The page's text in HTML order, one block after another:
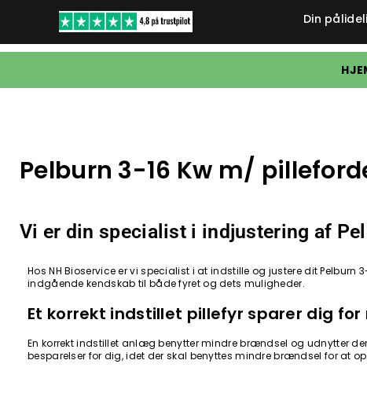
Din
Pelburn 3-16 Kw m/
Vi er din specialist i indjustering af
Hos NH Bioservice er vi specialist i at indstille og justere dit
indgående kendskab til både fyret og dets muligheder.
Et korrekt indstillet pillefyr sparer dig
En korrekt indstillet anlæg benytter mindre brændsel og udnytter
besparelser for dig, idet der skal benyttes mindre brændsel for at